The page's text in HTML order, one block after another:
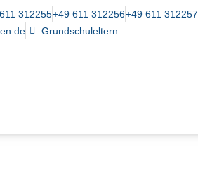
312255+49 611 312256+49 611 312257
Grundschuleltern